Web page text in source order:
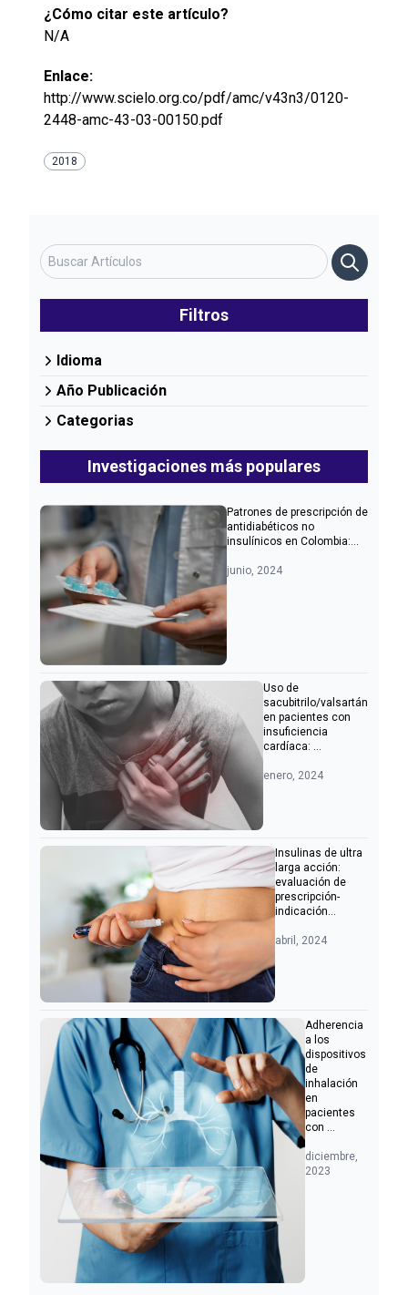
¿Cómo citar este artículo?
N/A
Enlace:
http://www.scielo.org.co/pdf/amc/v43n3/0120-
2448-amc-43-03-00150.pdf
2018
Filtros
Idioma
Año Publicación
Categorias
Investigaciones más populares
Patrones de prescripción de
antidiabéticos no
insulínicos en Colombia:...
junio, 2024
Uso de
sacubitrilo/valsartán
en pacientes con
insuficiencia
cardíaca: ...
enero, 2024
Insulinas de ultra
larga acción:
evaluación de
prescripción-
indicación...
abril, 2024
Adherencia
a los
dispositivos
de
inhalación
en
pacientes
con ...
diciembre,
2023